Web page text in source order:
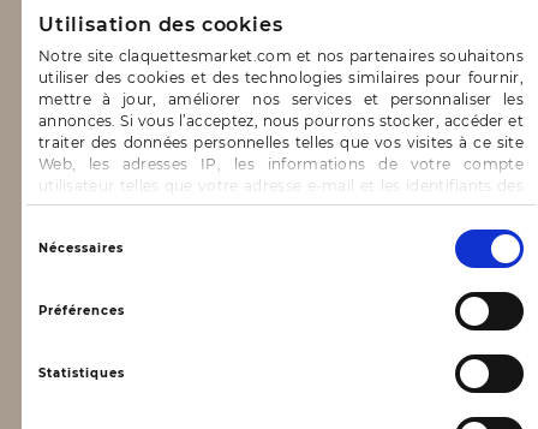
Utilisation des cookies
Notre site claquettesmarket.com et nos partenaires souhaitons
utiliser des cookies et des technologies similaires pour fournir,
mettre à jour, améliorer nos services et personnaliser les
annonces. Si vous l’acceptez, nous pourrons stocker, accéder et
traiter des données personnelles telles que vos visites à ce site
Web, les adresses IP, les informations de votre compte
utilisateur telles que votre adresse e-mail et les identifiants des
cookies.
Vous avez le choix d’« Accepter » pour consentir à ces
utilisations, de « Refuser » pour vous y opposer ou
de sélectionner vos préférences concernant chaque catégorie
de cookie en cliquant sur « Valider la sélection » pour valider vos
options. Vous pouvez à tout moment modifier vos préférences
Nécessaires
Préférences
Statistiques
Blog
CONTACT & AIDE
FAQ
Nous contacter
INFORMATIONS
Mentions légales
Données personnelles, vie privée